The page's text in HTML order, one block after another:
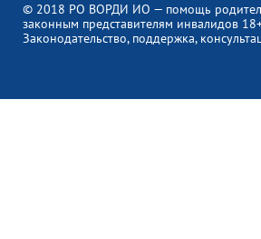
© 2018 РО ВОРДИ ИО — помощь
законным представителям инвалидов
Законодательство, поддержка,